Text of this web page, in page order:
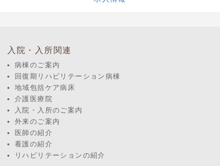
入院・入所関連
病棟のご案内
回復期リハビリテーション病棟
地域包括ケア病床
介護医療院
入院・入所のご案内
外来のご案内
医師の紹介
看護の紹介
リハビリテーションの紹介